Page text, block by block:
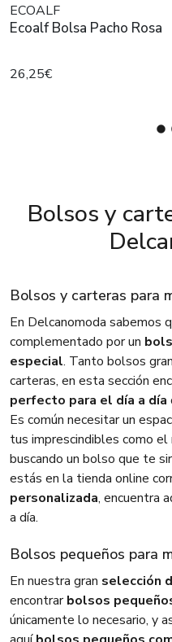
ECOALF
Ecoalf Bolsa Pacho Rosa
26,25€
Bolsos y
Bolsos y carteras para
En Delcanomoda sabemos
complementado por un
especial. Tanto bolsos
carteras, en esta sección
perfecto para el día a día
Es común necesitar un
tus imprescindibles como
buscando un bolso que te
estás en la tienda online
personalizada, encuentra
a día.
Bolsos pequeños para
En nuestra gran selección
encontrarbolsos
únicamente lo necesario, y